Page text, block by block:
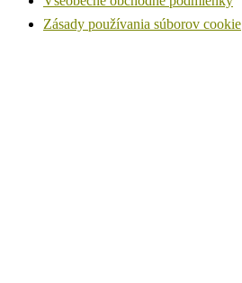
Zásady používania súborov cookie